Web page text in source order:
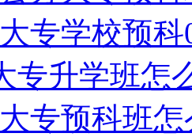
专学校预
专升学班怎
专预科班